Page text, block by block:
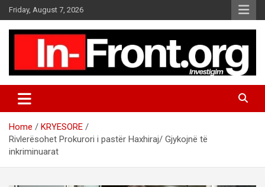
k
Friday, August 7, 2026
Home
KRYESORE
Rivlerësohet Prokurori i pastër Haxhiraj/ Gjykojnë të
inkriminuarat